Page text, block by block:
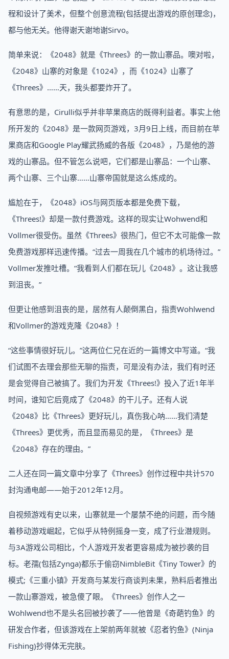
程和设计了美术，但整个创意流程(包括提出游戏的原创理念)，
都与他无关。他得谢天谢地谢Sirvo。
简单来说：《2048》就是《Threes》的一款山寨品。噢对啦，
《2048》山寨的对象是《1024》，而《1024》山寨了
《Threes》……天，我头都要炸开了。
有意思的是，Cirulli似乎并非苹果商店的既得利益者。事实上他
所开发的《2048》是一款网页游戏，3月9日上线，而目前在苹
果商店和Google Play耀武扬威的各版《2048》，乃是他的游
戏的山寨品。但不管怎么说吧，它们都是山寨品：一个山寨、
两个山寨、三个山寨……山寨帝国就是这么炼成的。
尴尬在于，《2048》iOS与网页版本都是免费下载，
《Threes!》却是一款付费游戏。这样的现实让Wohwend和
Vollmer很受伤。虽然《Threes》很热门，但它不太可能像一款
免费游戏那样迅速传播。“过去一周我在几个城市的机场待过。”
Vollmer发推吐槽。“我看到人们都在玩儿《2048》。这让我感
到沮丧。”
但更让他感到沮丧的是，居然有人颠倒黑白，指责Wohlwend
和Vollmer的游戏克隆《2048》！
“这些事情很好玩儿。”这两位仁兄在近的一篇博文中写道。“我
们试图不去理会那些无聊的指责，可是没有办法，我们有时还
是会觉得自己被搞了。我们为开发《Threes!》投入了近1年半
时间，谁知它后竟成了《2048》的干儿子。还有人说
《2048》比《Threes》更好玩儿，真伤我心呐……我们清楚
《Threes》更优秀，而且显而易见的是，《Threes》是
《2048》存在的理由。”
二人还在同一篇文章中分享了《Threes》创作过程中共计570
封沟通电邮——始于2012年12月。
自视频游戏有史以来，山寨就是一个屡禁不绝的问题，而今随
着移动游戏崛起，它似乎从特例摇身一变，成了行业潜规则。
与3A游戏公司相比，个人游戏开发者更容易成为被抄袭的目
标。老孺(包括Zynga)都乐于偷窃NimbleBit《Tiny Tower》的
模式;《三重小镇》开发商与某发行商谈判未果，熟料后者推出
一款山寨游戏，被急傻了眼。《Threes》创作人之一
Wohlwend也不是头名回被抄袭了——他曾是《奇葩钓鱼》的
研发合作者，但该游戏在上架前两年就被《忍者钓鱼》(Ninja
Fishing)抄得体无完肤。